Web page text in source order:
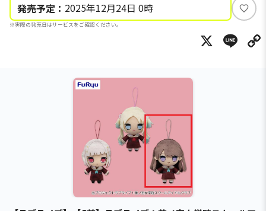
発売予定： 2025年12月24日 0時
※実際の発売日はサービスをご確認ください。
い
ね
X